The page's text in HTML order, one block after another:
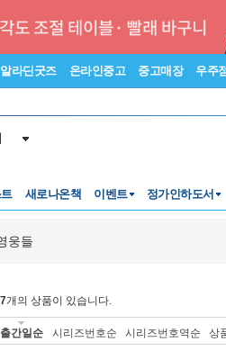
알라딘굿즈 온라인중고 중고매장 우주점
새로나온책 이벤트 정가인하도서
웅들
개의 상품이 있습니다.
출간일순 시리즈번호순 시리즈번호역순 상